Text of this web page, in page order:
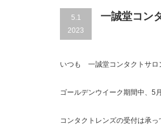
5.1
2023
一誠堂コン
いつも 一誠堂コンタクトサロ
ゴールデンウイーク期間中、5
コンタクトレンズの受付は承っ